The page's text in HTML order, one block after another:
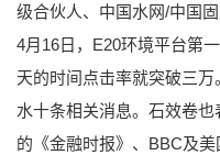
级合伙人、中国水网/中国
4月16日，E20环境平台第
天的时间点击率就突破三
水十条相关消息。石效卷
的《金融时报》、BBC及